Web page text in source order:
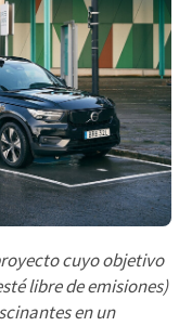
cuyo objetivo
libre de emisiones)
en un